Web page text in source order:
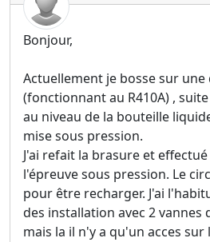
Bonjour,
Actuellement je bosse sur
(fonctionnant au R410A) ,
au niveau de la bouteille
mise sous pression.
J'ai refait la brasure et
l'épreuve sous pression. Le
pour être recharger. J'ai
des installation avec 2 vannes
mais la il n'y a qu'un acces sur